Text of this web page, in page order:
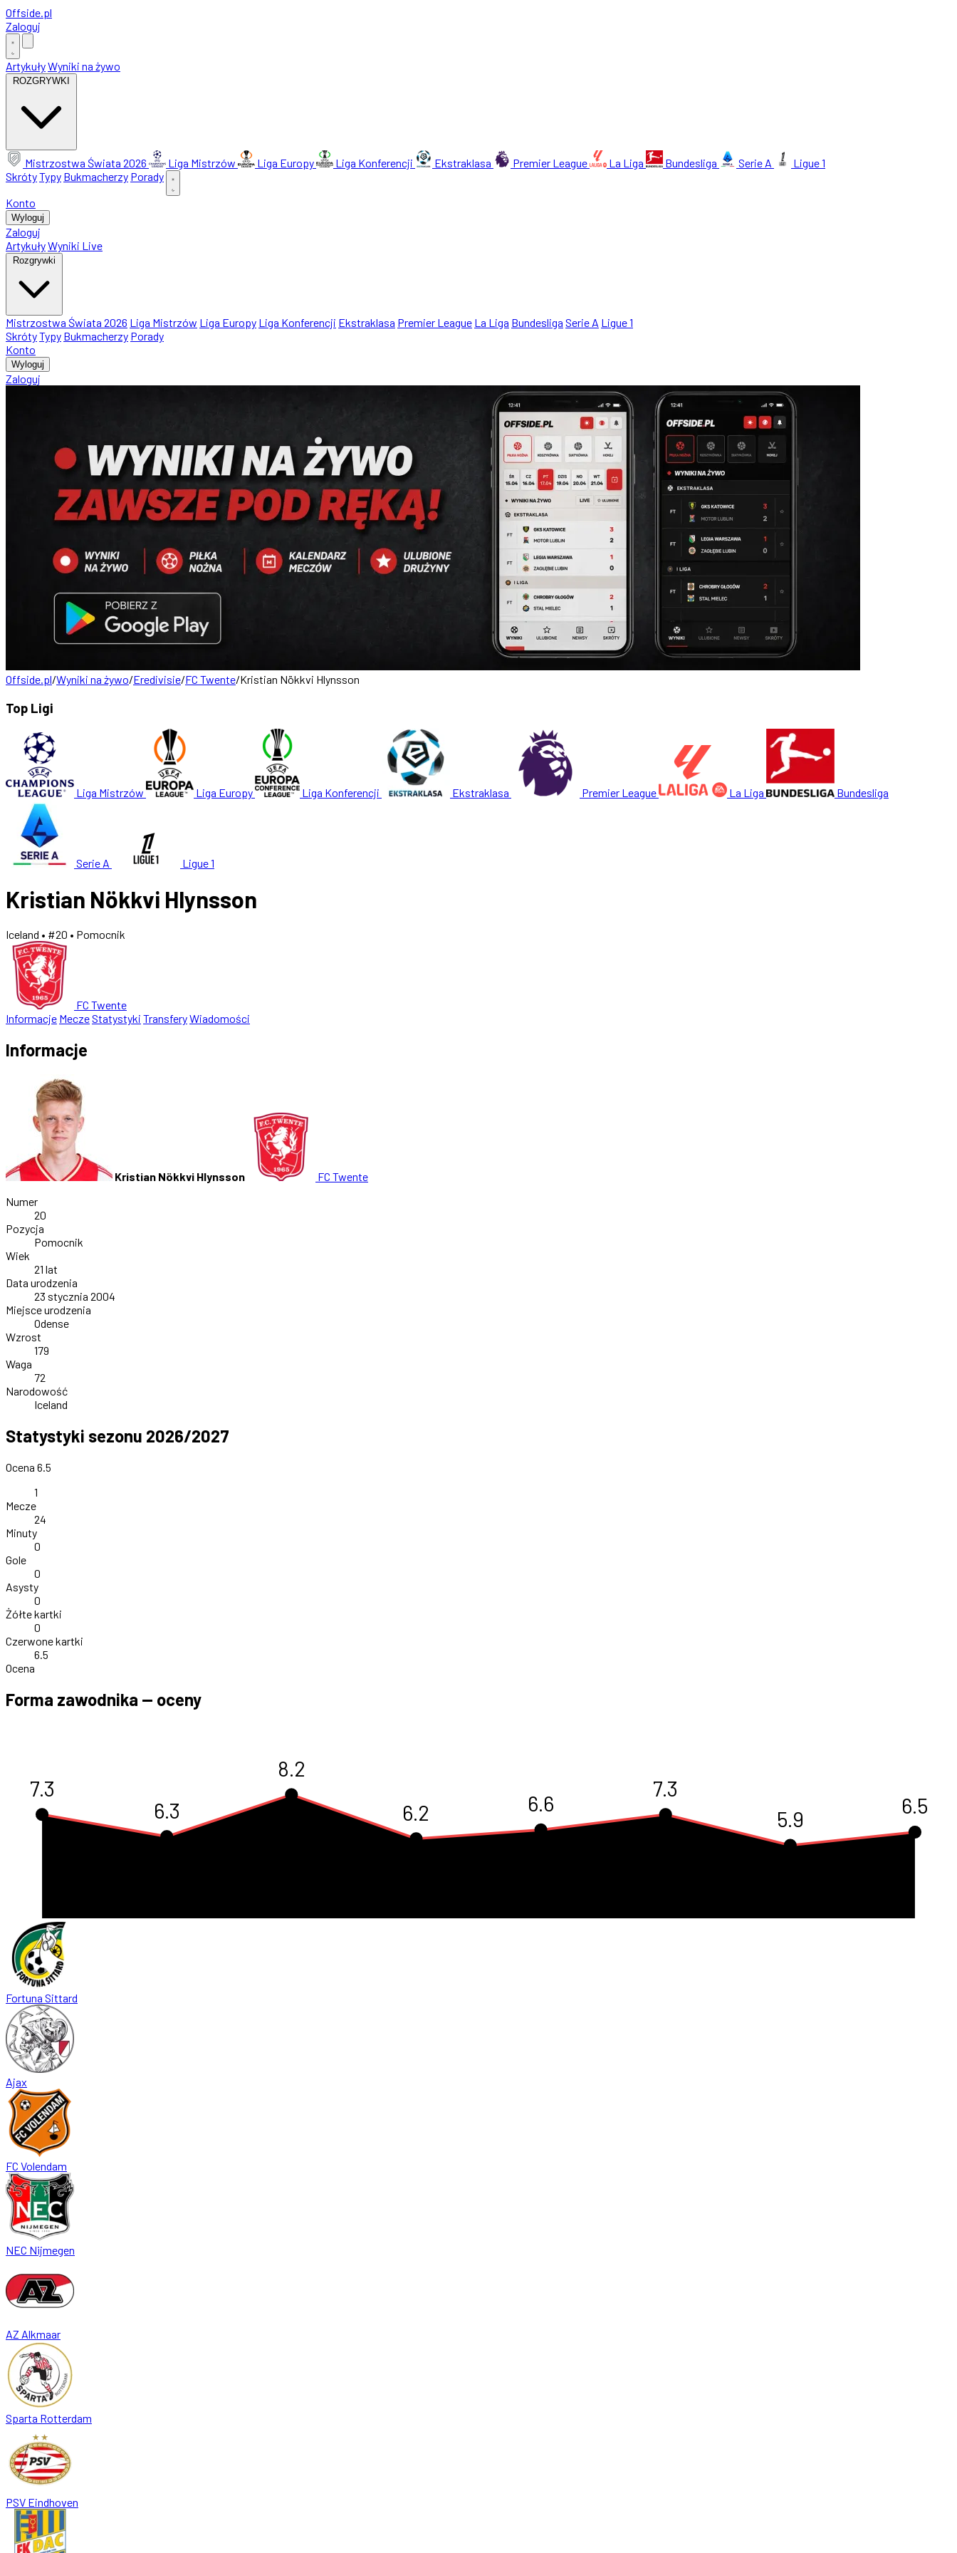
Offside.pl
Zaloguj
ArtykułyWyniki na żywo
ROZGRYWKI
Mistrzostwa Świata 2026 Liga Mistrzów Liga Europy Liga Konferencji Ekstraklasa Premier League La Liga Bundesliga Serie A
Ligue 1
SkrótyTypy Bukmacherzy Porady
Konto
Wyloguj
Zaloguj
ArtykułyWyniki Live
Rozgrywki
Mistrzostwa Świata 2026 Liga Mistrzów Liga Europy Liga Konferencji Ekstraklasa Premier League La Liga Bundesliga Serie A Ligue 1
SkrótyTypy Bukmacherzy Porady
Konto
Wyloguj
Zaloguj
Offside.pl/Wyniki na żywo/Eredivisie/FC Twente/Kristian Nökkvi Hlynsson
Top Ligi
Liga Mistrzów Liga Europy Liga Konferencji Ekstraklasa Premier League La Liga Bundesliga
Serie A Ligue 1
Kristian Nökkvi Hlynsson
Iceland • #20 • Pomocnik
FC Twente
Informacje MeczeStatystyki TransferyWiadomości
Informacje
Kristian Nökkvi Hlynsson
FC Twente
Numer
20
Pozycja
Pomocnik
Wiek
21 lat
Data urodzenia
23 stycznia 2004
Miejsce urodzenia
Odense
Wzrost
179
Waga
72
Narodowość
Iceland
Statystyki sezonu 2026/2027
Ocena 6.5
1
Mecze
24
Minuty
0
Gole
0
Asysty
0
Żółte kartki
0
Czerwone kartki
6.5
Ocena
Forma zawodnika — oceny
7.3
6.3
8.2
6.2 6.6
7.3
5.9
6.5
Fortuna Sittard
Ajax
FC Volendam
NEC Nijmegen
AZ Alkmaar
Sparta Rotterdam
PSV Eindhoven